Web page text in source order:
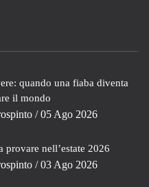
quando una fiaba diventa
il mondo
/ 05 Ago 2026
provare nell’estate 2026
/ 03 Ago 2026